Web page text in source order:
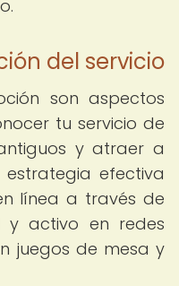
del servicio
son aspectos
tu servicio de
y atraer a
estrategia efectiva
línea a través de
y activo en redes
juegos de mesa y